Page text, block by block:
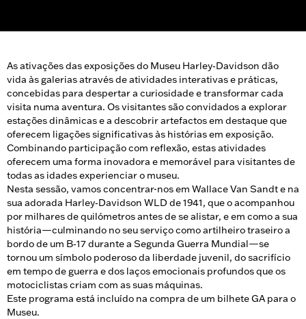
As ativações das exposições do Museu Harley‑Davidson dão
vida às galerias através de atividades interativas e práticas,
concebidas para despertar a curiosidade e transformar cada
visita numa aventura. Os visitantes são convidados a explorar
estações dinâmicas e a descobrir artefactos em destaque que
oferecem ligações significativas às histórias em exposição.
Combinando participação com reflexão, estas atividades
oferecem uma forma inovadora e memorável para visitantes de
todas as idades experienciar o museu.
Nesta sessão, vamos concentrar-nos em Wallace Van Sandt e na
sua adorada Harley‑Davidson WLD de 1941, que o acompanhou
por milhares de quilómetros antes de se alistar, e em como a sua
história—culminando no seu serviço como artilheiro traseiro a
bordo de um B‑17 durante a Segunda Guerra Mundial—se
tornou um símbolo poderoso da liberdade juvenil, do sacrifício
em tempo de guerra e dos laços emocionais profundos que os
motociclistas criam com as suas máquinas.
Este programa está incluído na compra de um bilhete GA para o
Museu.